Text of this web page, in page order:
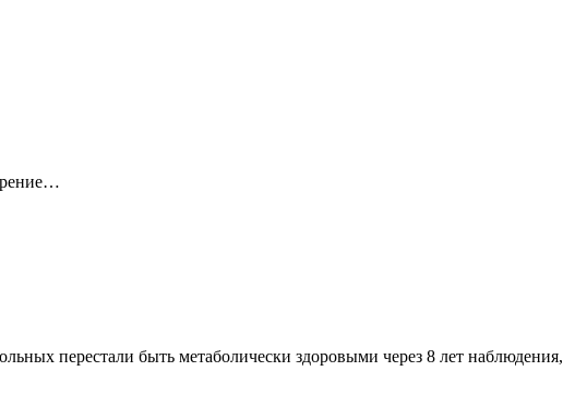
перестали быть метаболически здоровыми через 8 лет наблюдения,